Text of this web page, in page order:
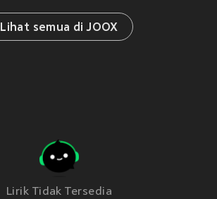
Lihat semua di JOOX
Lirik Tidak Tersedia